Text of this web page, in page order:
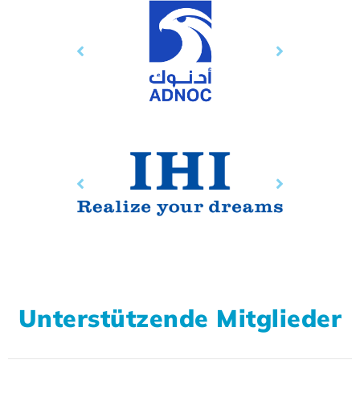
Unterstützende Mitglieder